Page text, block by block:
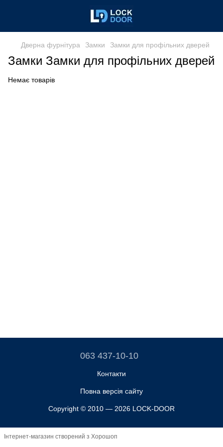
Дверна фурнітура Замки Замки для профільних дверей
Замки Замки для профільних дверей
Немає товарів
063 437-10-10
Контакти
Повна версія сайту
Copyright © 2010 — 2026 LOCK-DOOR
Інтернет-магазин створений з Хорошоп